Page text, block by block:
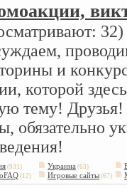
32)
и
которой
тему!
обязательно
(931) Украина (63)
(12) Игровые сайты (67)